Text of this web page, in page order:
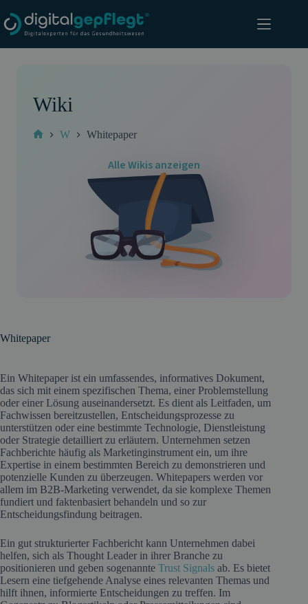
Inhalt
springen
Wiki
W Whitepaper
Alle Wikis anzeigen
Whitepaper
Ein Whitepaper ist ein umfassendes, informatives Dokument,
das sich mit einem spezifischen Thema, einer Problemstellung
oder einer Lösung auseinandersetzt. Es dient als Leitfaden, um
Fachwissen bereitzustellen, Entscheidungsprozesse zu
unterstützen oder eine bestimmte Technologie, Dienstleistung
oder Strategie detailliert zu erläutern. Unternehmen setzen
Fachberichte häufig als Marketinginstrument ein, um ihre
Expertise in einem bestimmten Bereich zu demonstrieren und
potenzielle Kunden zu überzeugen. Whitepapers werden vor
allem im B2B-Marketing verwendet, da sie komplexe Themen
fundiert und faktenbasiert behandeln und so zur
Entscheidungsfindung beitragen.
Ein gut strukturierter Fachbericht kann Unternehmen dabei
helfen, sich als Thought Leader in ihrer Branche zu
positionieren und geben sogenannte Trust Signals ab. Es bietet
Lesern eine tiefgehende Analyse eines relevanten Themas und
hilft ihnen, informierte Entscheidungen zu treffen. Im